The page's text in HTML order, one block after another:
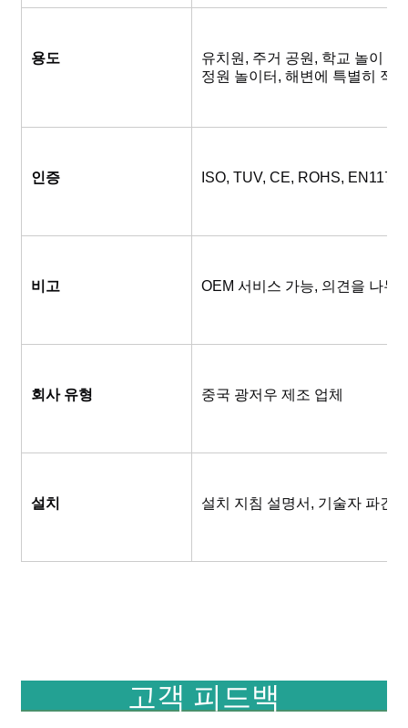
용도
유치원, 주거 공원, 학교 놀이
정원 놀이터, 해변에 특별히 적
인증 ISO, TUV, CE, ROHS,
비고 OEM 서비스 가능, 의견을 나누
회사 유형 중국 광저우 제조 업체
설치 설치 지침 설명서, 기술자 파견
고객 피드백